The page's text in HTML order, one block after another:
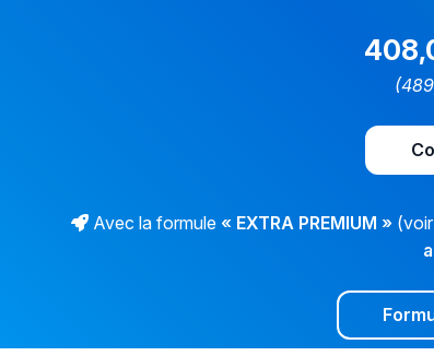
Avec la formule « EXTRA PREMIUM »